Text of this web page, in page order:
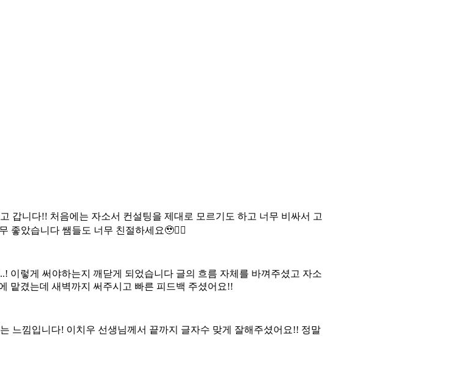
갑니다!! 처음에는 자소서 컨설팅을 제대로 모르기도 하고 너무 비싸서 고
좋았습니다 쌤들도 너무 친절하세요🥹👍🏻
이렇게 써야하는지 깨닫게 되었습니다 글의 흐름 자체를 바껴주셨고 자소
맡겼는데 새벽까지 써주시고 빠른 피드백 주셨어요!!
느낌입니다! 이치우 선생님께서 끝까지 글자수 맞게 잘해주셨어요!! 정말